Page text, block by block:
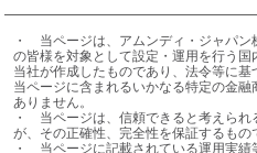
最近、考えるのです。運用会
様。この３者の役割を通じて
会を目指してアクションを起
かと。
以前、滋賀県を訪問した時、
・	当ページは、アムンディ・ジャパン株式会社（「当社」）が日本の居住者
の皆様を対象として設定・運用を行う国
当社が作成したものであり、法令等に基
当ページに含まれるいかなる特定の金
ありません。
・	当ページは、信頼できると考えられる情報に基づいて作成しております
が、その正確性、完全性を保証するもの
・	当ページに記載されている運用実績等に関わる数値・グラフ等はあくまで